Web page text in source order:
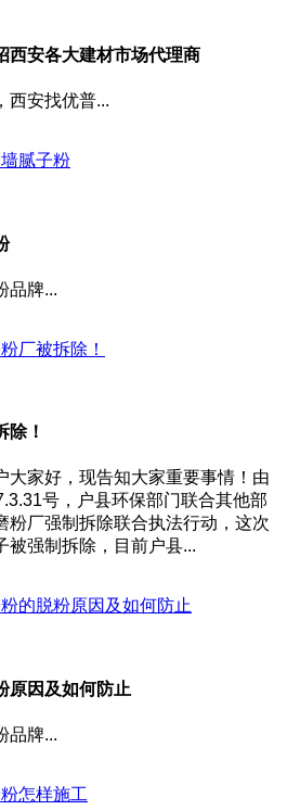
西安各大建材市场代理商
西安找优普...
品牌...
除！
大家好，现告知大家重要事情！由
号，户县环保部门联合其他部
粉厂强制拆除联合执法行动，这次
被强制拆除，目前户县...
原因及如何防止
品牌...